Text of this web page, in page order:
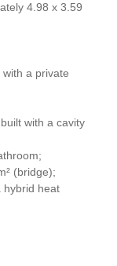
4.98 x 3.59
a private
with a cavity
(bridge);
hybrid heat